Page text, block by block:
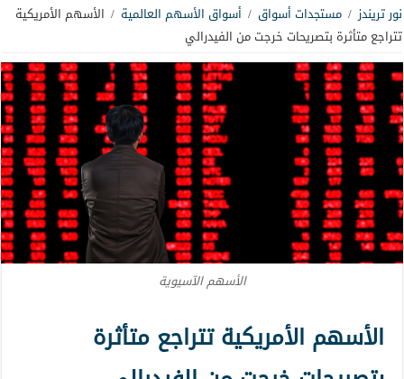
نور تريندز / مستجدات أسواق / أسواق الأسهم العالمية / الأسهم الأمريكية
تتراجع متأثرة بتصريحات خرجت من الفيدرالي
الأسهم الآسيوية
الأسهم الأمريكية تتراجع متأثرة